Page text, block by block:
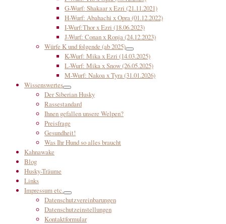
G-Wurf: Shakaar x Ezri (21.11.2021)
H-Wurf: Abahachi x Opra (01.12.2022)
I-Wurf:Thor x Ezri (18.06.2023)
J-Wurf: Conan x Ronja (24.12.2023)
Würfe K und folgende (ab 2025)
K-Wurf: Mika x Ezri (14.03.2025)
L-Wurf: Mika x Snow (26.05.2025)
M-Wurf: Nakoa x Tyra (31.01.2026)
Wissenswertes
Der Siberian Husky
Rassestandard
Ihnen gefallen unsere Welpen?
Preisfrage
Gesundheit!
Was Ihr Hund so alles braucht
Kahnawake
Blog
Husky-Träume
Links
Impressum etc.
Datenschutzvereinbarungen
Datenschutzeinstellungen
Kontaktformular